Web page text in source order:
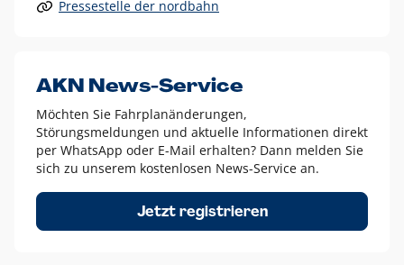
Alle anderen Logo-Varianten dürfen nur in Ausnahmefällen
Diese Ausnahmen sind zum Beispiel:
dem AKN Blau,
weißes Logo auf Fotohintergründen,
schwarzes Logo für reine Schwarz-Weiß-Umsetzungen
Um das Logo herum muss ein Schutzraum von jeweils einer
Höhe bzw. Breite des N aus AKN in alle Richtungen
Pressestelle der nordbahn
AKN News-Service
Möchten Sie Fahrplanänderungen,
Störungsmeldungen und aktuelle Informationen direkt
per WhatsApp oder E-Mail erhalten? Dann melden Sie
sich zu unserem kostenlosen News-Service an.
Jetzt registrieren